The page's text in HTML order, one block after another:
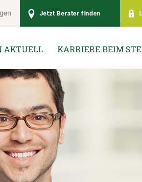
Jetzt Berater finden
AKTUELL KARRIERE BEIM